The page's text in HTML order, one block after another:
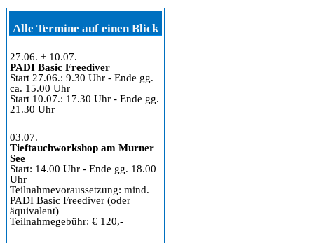
Alle Termine auf einen Blick
27.06. + 10.07.
PADI Basic Freediver
Start 27.06.: 9.30 Uhr - Ende gg.
ca. 15.00 Uhr
Start 10.07.: 17.30 Uhr - Ende gg.
21.30 Uhr
03.07.
Tieftauchworkshop am Murner
See
Start: 14.00 Uhr - Ende gg. 18.00
Uhr
Teilnahmevoraussetzung: mind.
PADI Basic Freediver (oder
äquivalent)
Teilnahmegebühr: € 120,-